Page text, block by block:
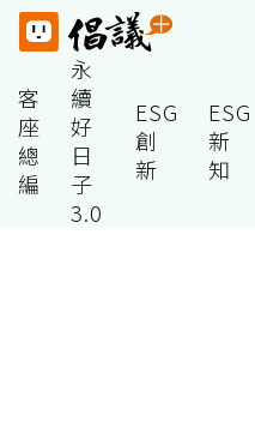
客
座
總
編
永
續
好
日
子
3.0
ESG
創
新
ESG
新
知